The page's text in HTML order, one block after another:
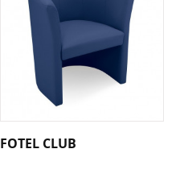
FOTEL CLUB